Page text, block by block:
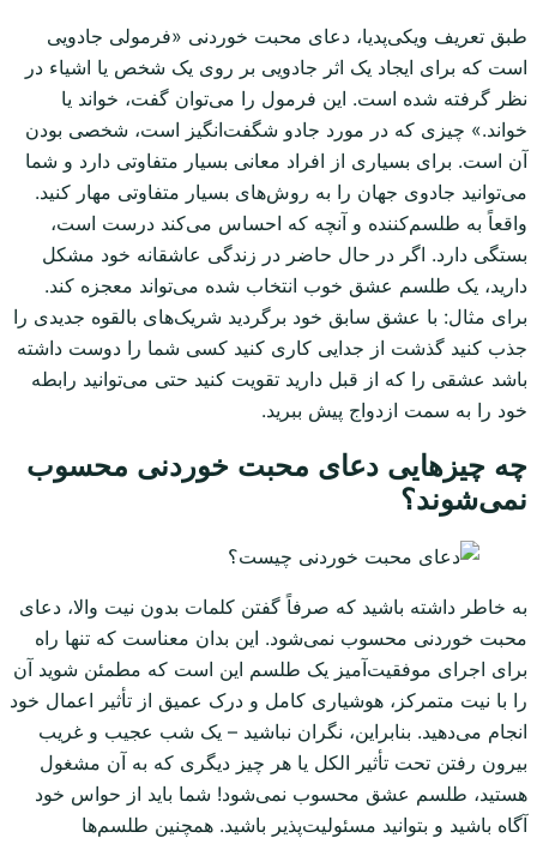
طبق تعریف ویکی‌پدیا، دعای محبت خوردنی «فرمولی جادویی
است که برای ایجاد یک اثر جادویی بر روی یک شخص یا اشیاء در
نظر گرفته شده است. این فرمول را می‌توان گفت، خواند یا
خواند.» چیزی که در مورد جادو شگفت‌انگیز است، شخصی بودن
آن است. برای بسیاری از افراد معانی بسیار متفاوتی دارد و شما
می‌توانید جادوی جهان را به روش‌های بسیار متفاوتی مهار کنید.
واقعاً به طلسم‌کننده و آنچه که احساس می‌کند درست است،
بستگی دارد. اگر در حال حاضر در زندگی عاشقانه خود مشکل
دارید، یک طلسم عشق خوب انتخاب شده می‌تواند معجزه کند.
برای مثال: با عشق سابق خود برگردید شریک‌های بالقوه جدیدی را
جذب کنید گذشت از جدایی کاری کنید کسی شما را دوست داشته
باشد عشقی را که از قبل دارید تقویت کنید حتی می‌توانید رابطه
خود را به سمت ازدواج پیش ببرید.
چه چیزهایی دعای محبت خوردنی محسوب
نمی‌شوند؟
به خاطر داشته باشید که صرفاً گفتن کلمات بدون نیت والا، دعای
محبت خوردنی محسوب نمی‌شود. این بدان معناست که تنها راه
برای اجرای موفقیت‌آمیز یک طلسم این است که مطمئن شوید آن
را با نیت متمرکز، هوشیاری کامل و درک عمیق از تأثیر اعمال خود
انجام می‌دهید. بنابراین، نگران نباشید – یک شب عجیب و غریب
بیرون رفتن تحت تأثیر الکل یا هر چیز دیگری که به آن مشغول
هستید، طلسم عشق محسوب نمی‌شود! شما باید از حواس خود
آگاه باشید و بتوانید مسئولیت‌پذیر باشید. همچنین طلسم‌ها